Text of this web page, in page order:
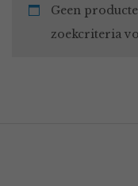
Geen
zoekcriteria